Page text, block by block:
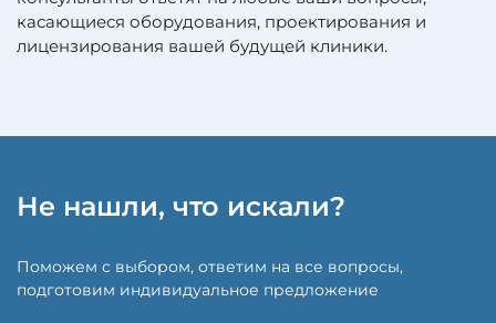
касающиеся оборудования, проектирования и
лицензирования вашей будущей клиники.
Не нашли, что искали?
Поможем с выбором, ответим на все вопросы,
подготовим индивидуальное предложение